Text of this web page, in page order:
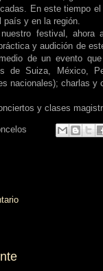
En este tiempo
país y en la región.
festival, ahora
y audición de
de un evento
de Suiza, México,
nacionales); charlas y
y clases